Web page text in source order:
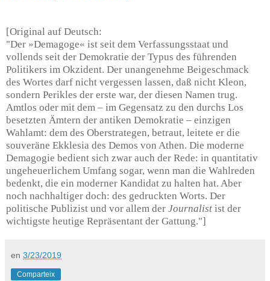
[Original auf Deutsch:
"Der »Demagoge« ist seit dem Verfassungsstaat und
vollends seit der Demokratie der Typus des führenden
Politikers im Okzident. Der unangenehme Beigeschmack
des Wortes darf nicht vergessen lassen, daß nicht Kleon,
sondern Perikles der erste war, der diesen Namen trug.
Amtlos oder mit dem – im Gegensatz zu den durchs Los
besetzten Ämtern der antiken Demokratie – einzigen
Wahlamt: dem des Oberstrategen, betraut, leitete er die
souveräne Ekklesia des Demos von Athen. Die moderne
Demagogie bedient sich zwar auch der Rede: in quantitativ
ungeheuerlichem Umfang sogar, wenn man die Wahlreden
bedenkt, die ein moderner Kandidat zu halten hat. Aber
noch nachhaltiger doch: des gedruckten Worts. Der
politische Publizist und vor allem der Journalist ist der
wichtigste heutige Repräsentant der Gattung."]
en 3/23/2019
Comparteix